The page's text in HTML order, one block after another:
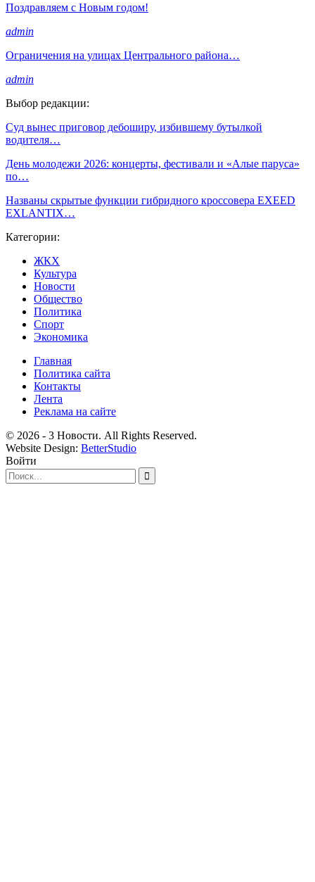
Поздравляем с Новым годом!
admin
Ограничения на улицах Центрального района…
admin
Выбор редакции:
Суд вынес приговор дебоширу, избившему бутылкой
водителя…
День молодежи 2026: концерты, фестивали и «Алые паруса»
по…
Названы скрытые функции гибридного кроссовера EXEED
EXLANTIX…
Категории:
ЖКХ
Культура
Новости
Общество
Политика
Спорт
Экономика
Главная
Политика сайта
Контакты
Лента
Реклама на сайте
© 2026 - 3 Новости. All Rights Reserved.
Website Design: BetterStudio
Войти